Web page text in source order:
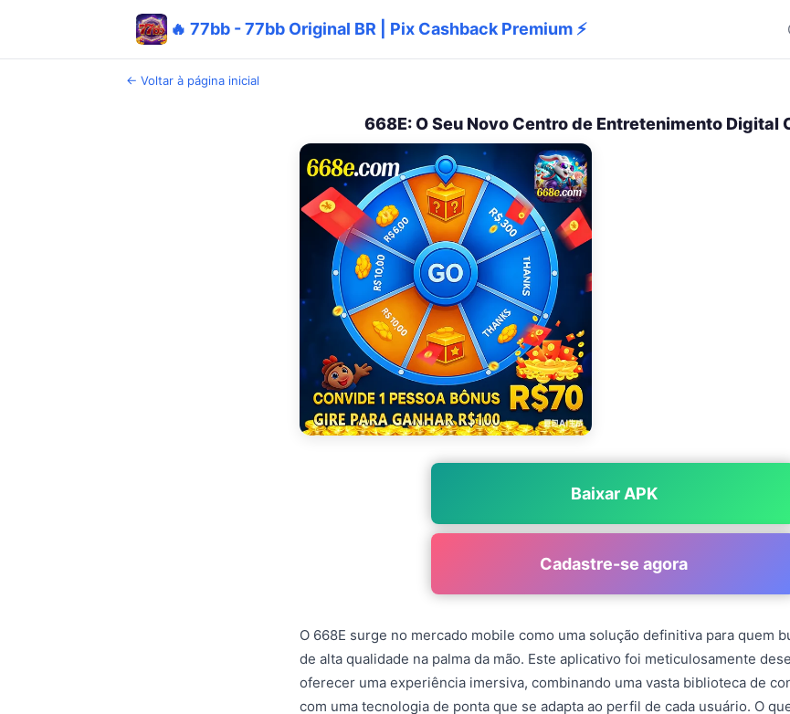
🔥 77bb - 77bb Original BR | Pix Cashback Premium ⚡
← Voltar à página inicial
668E: O Seu Novo Centro de Entretenimento Digital
Baixar APK
Cadastre-se agora
O 668E surge no mercado mobile como uma solução definitiva para quem
de alta qualidade na palma da mão. Este aplicativo foi meticulosamente
oferecer uma experiência imersiva, combinando uma vasta biblioteca de
com uma tecnologia de ponta que se adapta ao perfil de cada usuário. O